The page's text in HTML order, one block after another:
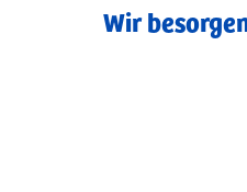
Wir